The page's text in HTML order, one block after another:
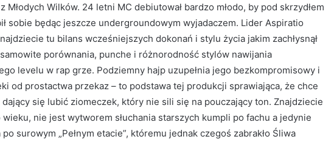
Wilków. 24 letni MC debiutował bardzo młodo, by pod skrzydłem
sobie będąc jeszcze undergroundowym wyjadaczem. Lider Aspiratio
tu bilans wcześniejszych dokonań i stylu życia jakim zachłysnął
porównania, punche i różnorodność stylów nawijania
levelu w rap grze. Podziemny hajp uzupełnia jego bezkompromisowy i
od prostactwa przekaz – to podstawa tej produkcji sprawiająca, że chce
się lubić ziomeczek, który nie sili się na pouczający ton. Znajdziecie
nie jest wytworem słuchania starszych kumpli po fachu a jedynie
surowym „Pełnym etacie”, któremu jednak czegoś zabrakło Śliwa
szansa (prod.
#hiphop
#freestyle
#mafia
#perjot
#altereggo
#rolka
#music
2 tygodnie ago
Dupki i ziomki #rap #automobile #hiphop
#freestyle #rapper #mafia #perjot
#altereggo #rolka #music